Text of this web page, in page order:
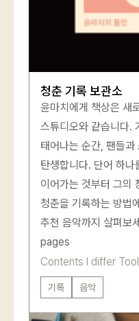
청춘 기록 보관소
윤마치에게 책상은 새
스튜디오와 같습니다.
태어나는 순간, 팬들과
탄생합니다. 단어 하나
이어가는 것부터 그의
청춘을 기록하는 방법
추천 음악까지 살펴
pages
Contents
differ
기록 음악